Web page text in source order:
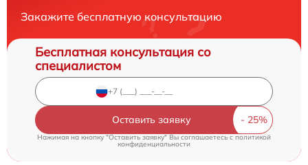
Закажите бесплатную консультацию
Бесплатная консультация со
специалистом
Оставить заявку
Нажимая на кнопку "Оставить заявку" Вы соглашаетесь cполитикой
конфиденциальности